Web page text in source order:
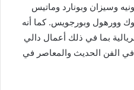
وسيزان وبونارد وماتيس
وورهول وبورجويس. كما أنه
بما في ذلك أعمال دالي
الفن الحديث والمعاصر في